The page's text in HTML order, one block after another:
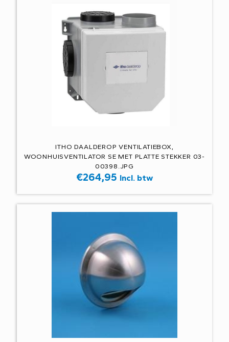
ITHO DAALDEROP VENTILATIEBOX,
WOONHUISVENTILATOR SE MET PLATTE STEKKER 03-
00398.JPG
€264,95 Incl. btw